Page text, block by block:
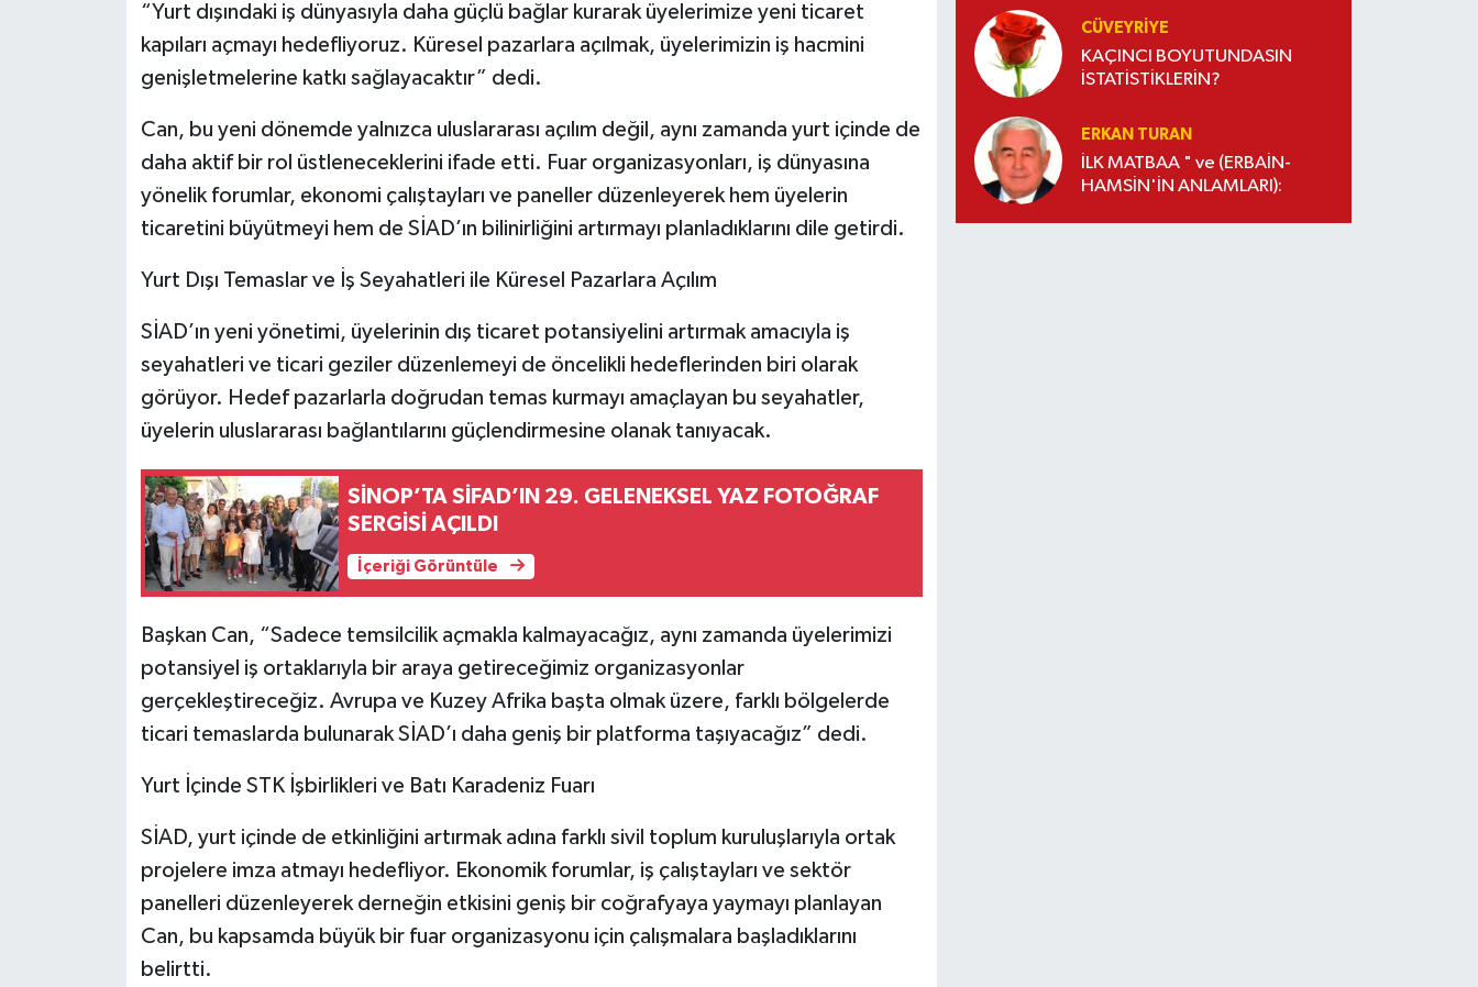
“Yurt dışındaki iş dünyasıyla daha güçlü bağlar kurarak üyelerimize yeni ticaret
kapıları açmayı hedefliyoruz. Küresel pazarlara açılmak, üyelerimizin iş hacmini
genişletmelerine katkı sağlayacaktır” dedi.
Can, bu yeni dönemde yalnızca uluslararası açılım değil, aynı zamanda yurt içinde de
daha aktif bir rol üstleneceklerini ifade etti. Fuar organizasyonları, iş dünyasına
yönelik forumlar, ekonomi çalıştayları ve paneller düzenleyerek hem üyelerin
ticaretini büyütmeyi hem de SİAD’ın bilinirliğini artırmayı planladıklarını dile getirdi.
Yurt Dışı Temaslar ve İş Seyahatleri ile Küresel Pazarlara Açılım
SİAD’ın yeni yönetimi, üyelerinin dış ticaret potansiyelini artırmak amacıyla iş
seyahatleri ve ticari geziler düzenlemeyi de öncelikli hedeflerinden biri olarak
görüyor. Hedef pazarlarla doğrudan temas kurmayı amaçlayan bu seyahatler,
üyelerin uluslararası bağlantılarını güçlendirmesine olanak tanıyacak.
SİNOP’TA SİFAD’IN 29. GELENEKSEL YAZ FOTOĞRAF
SERGİSİ AÇILDI
İçeriği Görüntüle
Başkan Can, “Sadece temsilcilik açmakla kalmayacağız, aynı zamanda üyelerimizi
potansiyel iş ortaklarıyla bir araya getireceğimiz organizasyonlar
gerçekleştireceğiz. Avrupa ve Kuzey Afrika başta olmak üzere, farklı bölgelerde
ticari temaslarda bulunarak SİAD’ı daha geniş bir platforma taşıyacağız” dedi.
Yurt İçinde STK İşbirlikleri ve Batı Karadeniz Fuarı
SİAD, yurt içinde de etkinliğini artırmak adına farklı sivil toplum kuruluşlarıyla ortak
projelere imza atmayı hedefliyor. Ekonomik forumlar, iş çalıştayları ve sektör
panelleri düzenleyerek derneğin etkisini geniş bir coğrafyaya yaymayı planlayan
Can, bu kapsamda büyük bir fuar organizasyonu için çalışmalara başladıklarını
belirtti.
CÜVEYRIYE
KAÇINCI BOYUTUNDASIN
İSTATİSTİKLERİN?
ERKAN TURAN
İLK MATBAA " ve (ERBAİN-
HAMSİN'İN ANLAMLARI):